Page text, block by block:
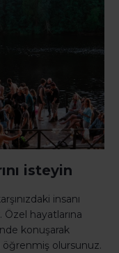
isteyin
insanı
hayatlarına
konuşarak
öğrenmiş olursunuz.